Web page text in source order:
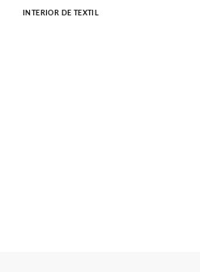
INTERIOR DE TEXTIL